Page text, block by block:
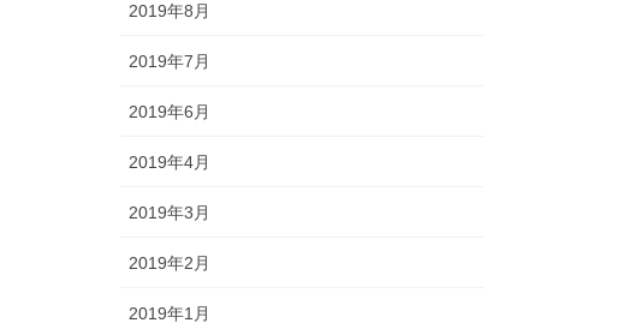
2019年8月
2019年7月
2019年6月
2019年4月
2019年3月
2019年2月
2019年1月